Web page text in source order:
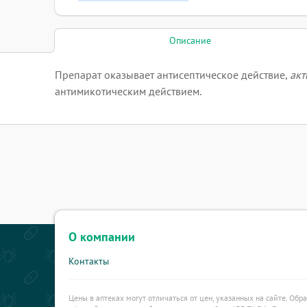
Описание
Препарат оказывает антисептическое действие,
антимикотическим действием.
О компании
Контакты
Цены в аптеках могут отличаться от цен, указанных на сайте.